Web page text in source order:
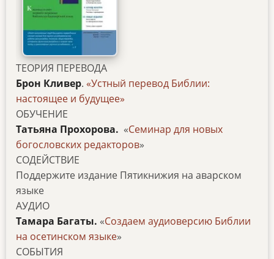
ТЕОРИЯ ПЕРЕВОДА
Брон Кливер. «Устный перевод Библии:
настоящее и будущее»
ОБУЧЕНИЕ
Татьяна Прохорова. «Семинар для новых
богословских редакторов»
СОДЕЙСТВИЕ
Поддержите издание Пятикнижия на аварском
языке
АУДИО
Тамара Багаты. «Создаем аудиоверсию Библии
на осетинском языке»
СОБЫТИЯ